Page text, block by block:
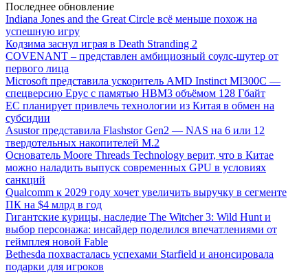
Последнее обновление
Indiana Jones and the Great Circle всё меньше похож на
успешную игру
Кодзима заснул играя в Death Stranding 2
COVENANT – представлен амбициозный соулс-шутер от
первого лица
Microsoft представила ускоритель AMD Instinct MI300C —
спецверсию Epyc с памятью HBM3 объёмом 128 Гбайт
ЕС планирует привлечь технологии из Китая в обмен на
субсидии
Asustor представила Flashstor Gen2 — NAS на 6 или 12
твердотельных накопителей M.2
Основатель Moore Threads Technology верит, что в Китае
можно наладить выпуск современных GPU в условиях
санкций
Qualcomm к 2029 году хочет увеличить выручку в сегменте
ПК на $4 млрд в год
Гигантские курицы, наследие The Witcher 3: Wild Hunt и
выбор персонажа: инсайдер поделился впечатлениями от
геймплея новой Fable
Bethesda похвасталась успехами Starfield и анонсировала
подарки для игроков